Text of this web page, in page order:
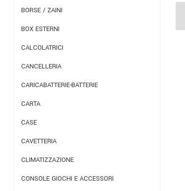
BORSE / ZAINI
BOX ESTERNI
CALCOLATRICI
CANCELLERIA
CARICABATTERIE-BATTERIE
CARTA
CASE
CAVETTERIA
CLIMATIZZAZIONE
CONSOLE GIOCHI E ACCESSORI